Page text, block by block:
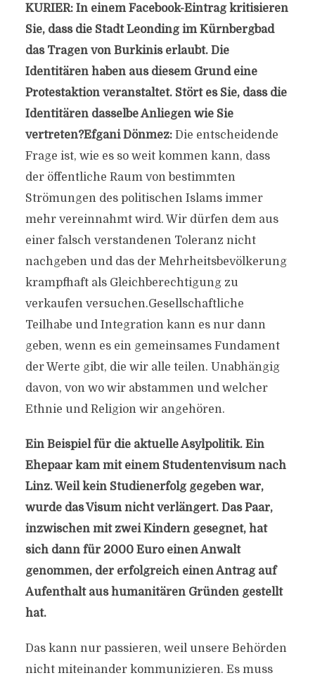
KURIER: In einem Facebook-Eintrag kritisieren
Sie, dass die Stadt Leonding im Kürnbergbad
das Tragen von Burkinis erlaubt. Die
Identitären haben aus diesem Grund eine
Protestaktion veranstaltet. Stört es Sie, dass die
Identitären dasselbe Anliegen wie Sie
vertreten?Efgani Dönmez: Die entscheidende
Frage ist, wie es so weit kommen kann, dass
der öffentliche Raum von bestimmten
Strömungen des politischen Islams immer
mehr vereinnahmt wird. Wir dürfen dem aus
einer falsch verstandenen Toleranz nicht
nachgeben und das der Mehrheitsbevölkerung
krampfhaft als Gleichberechtigung zu
verkaufen versuchen.Gesellschaftliche
Teilhabe und Integration kann es nur dann
geben, wenn es ein gemeinsames Fundament
der Werte gibt, die wir alle teilen. Unabhängig
davon, von wo wir abstammen und welcher
Ethnie und Religion wir angehören.
Ein Beispiel für die aktuelle Asylpolitik. Ein
Ehepaar kam mit einem Studentenvisum nach
Linz. Weil kein Studienerfolg gegeben war,
wurde das Visum nicht verlängert. Das Paar,
inzwischen mit zwei Kindern gesegnet, hat
sich dann für 2000 Euro einen Anwalt
genommen, der erfolgreich einen Antrag auf
Aufenthalt aus humanitären Gründen gestellt
hat.
Das kann nur passieren, weil unsere Behörden
nicht miteinander kommunizieren. Es muss